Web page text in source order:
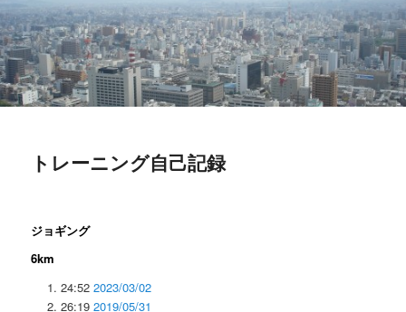
移
動
トレーニング自己記録
ジョギング
6km
24:52 2023/03/02
26:19 2019/05/31